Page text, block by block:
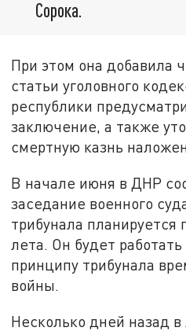
Сорока.
При этом она добавила
статьи уголовного
республики
заключение, а также
смертную казнь
В начале июня в ДНР
заседание военного
трибунала планируется
лета. Он будет работать
принципу трибунала
войны.
Несколько дней назад